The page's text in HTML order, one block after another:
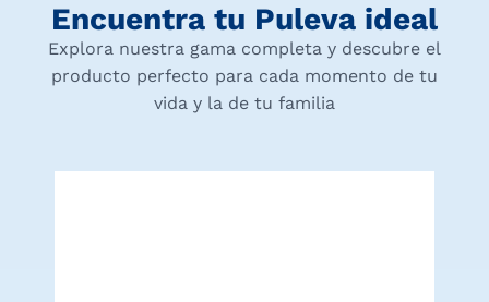
Encuentra tu Puleva ideal
Explora nuestra gama completa y descubre el
producto perfecto para cada momento de tu
vida y la de tu familia